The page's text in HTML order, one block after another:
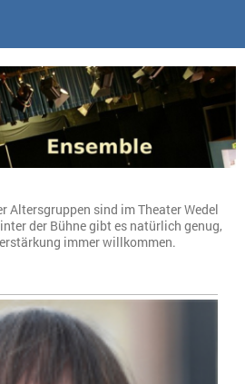
Altersgruppen sind im Theater Wedel
der Bühne gibt es natürlich genug,
immer willkommen.